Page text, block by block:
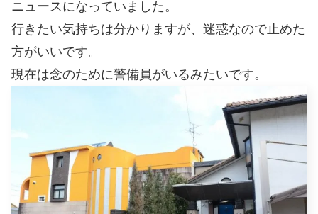
ニュースになっていました。
行きたい気持ちは分かりますが、迷惑なので止めた
方がいいです。
現在は念のために警備員がいるみたいです。